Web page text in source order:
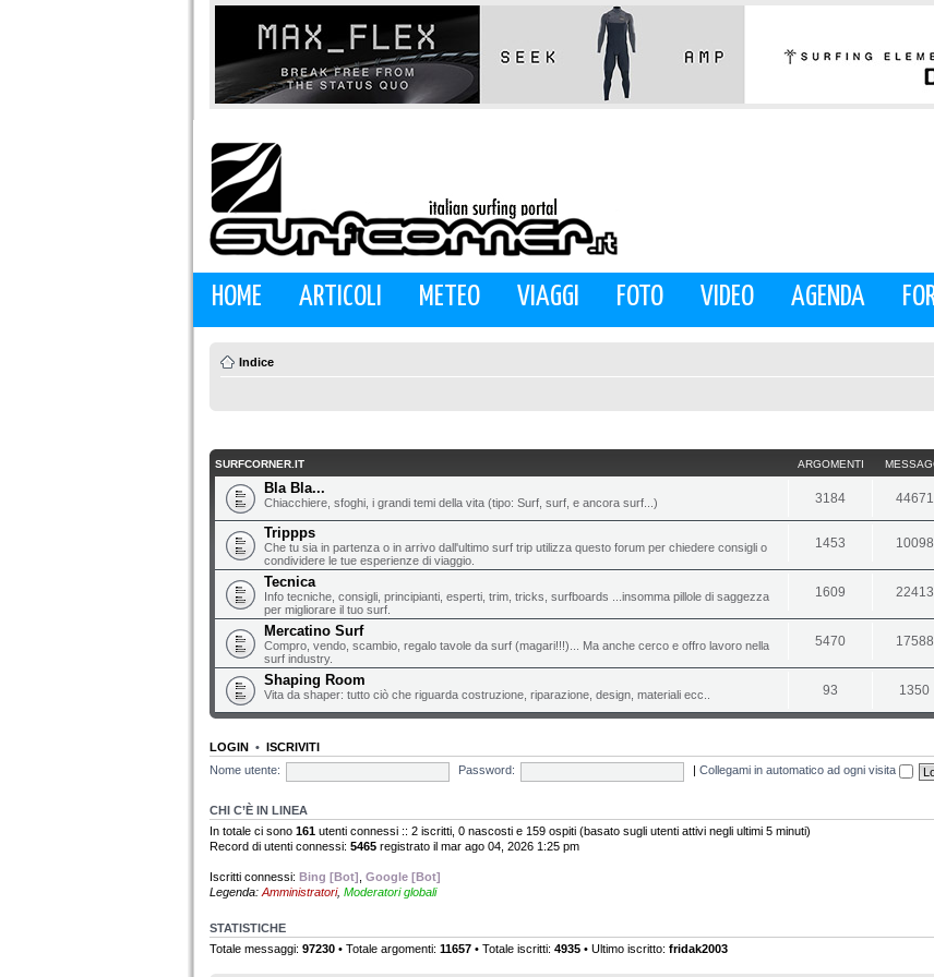
HOME ARTICOLI METEO VIAGGI FOTO VIDEO AGENDA
Indice
SURFCORNER.IT ARGOMENTI
Bla Bla...
Chiacchiere, sfoghi, i grandi temi della vita (tipo: Surf, surf, e ancora surf...) 3184 44671
Trippps
Che tu sia in partenza o in arrivo dall'ultimo surf trip utilizza questo forum per chiedere consigli o
condividere le tue esperienze di viaggio.
1453 10098
Tecnica
Info tecniche, consigli, principianti, esperti, trim, tricks, surfboards ...insomma pillole di saggezza
per migliorare il tuo surf.
1609 22413
Mercatino Surf
Compro, vendo, scambio, regalo tavole da surf (magari!!!)... Ma anche cerco e offro lavoro nella
surf industry.
5470 17588
Shaping Room
Vita da shaper: tutto ciò che riguarda costruzione, riparazione, design, materiali ecc.. 93 1350
LOGIN • ISCRIVITI
Nome utente:
Password: Collegami in automatico ad ogni visita
CHI C’È IN LINEA
In totale ci sono 161 utenti connessi :: 2 iscritti, 0 nascosti e 159 ospiti (basato sugli utenti attivi negli ultimi 5 minuti)
Record di utenti connessi: 5465 registrato il mar ago 04, 2026 1:25 pm
Iscritti connessi: Bing [Bot] Google [Bot]
Legenda: Amministratori, Moderatori globali
STATISTICHE
Totale messaggi: 97230 • Totale argomenti: 11657 • Totale iscritti: 4935 • Ultimo iscritto: fridak2003